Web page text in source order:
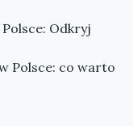
Odkryj
Polsce: co warto